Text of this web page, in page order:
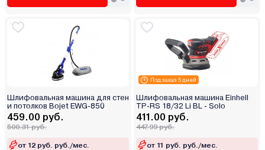
Шлифовальная машина для стен
и потолков Bojet EWG-850
459.00 руб.
500.31 руб.
от 12 руб. руб./мес.
Под заказ 5 дней
Шлифовальная машина Einhell
TP-RS 18/32 Li BL - Solo
411.00 руб.
447.99 руб.
от 11 руб. руб./мес.